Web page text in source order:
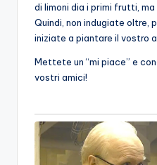
di limoni dia i primi frutti,
Quindi, non indugiate oltre,
iniziate a piantare il vostro
Mettete un “mi piace” e
vostri amici!